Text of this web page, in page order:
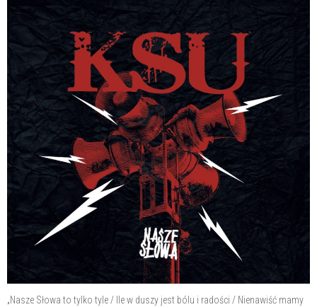
„Nasze Słowa to tylko tyle / Ile w duszy jest bólu i radości / Nienawiść mamy